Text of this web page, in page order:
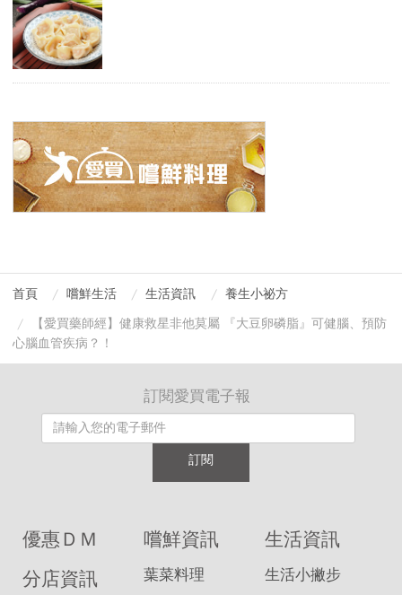
首頁 嚐鮮生活 生活資訊
養生小祕方
【愛買藥師經】健康救星非他莫屬 『大豆卵磷脂』可健腦、預防
心腦血管疾病？！
訂閱愛買電子報
訂閱
優惠ＤＭ
分店資訊
嚐鮮資訊
葉菜料理
生活資訊
生活小撇步